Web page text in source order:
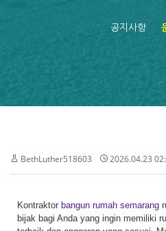
공지사항
BethLuther518603 2026.04.23
Kontraktor bangun rumah semarang
bijak bagi Anda yang ingin memiliki